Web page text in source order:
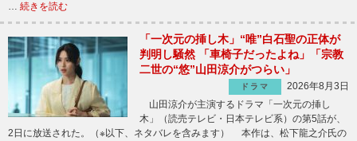
… 続きを読む
「一次元の挿し木」“唯”白石聖の正体が
判明し騒然 「車椅子だったよね」「宗教
二世の“悠”山田涼介がつらい」
ドラマ
2026年8月3日
山田涼介が主演するドラマ「一次元の挿し
木」（読売テレビ・日本テレビ系）の第5話が、
2日に放送された。（※以下、ネタバレを含みます） 本作は、松下龍之介氏の